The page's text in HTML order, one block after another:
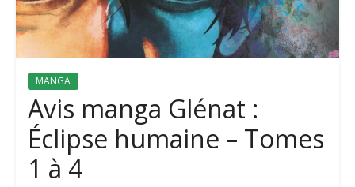
MANGA
Avis manga Glénat :
Éclipse humaine – Tomes
1 à 4